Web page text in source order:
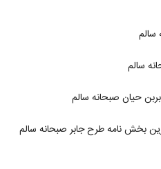
سالم
سالم
حیان صبحانه سالم
بخش نامه طرح جابر صبحانه سالم